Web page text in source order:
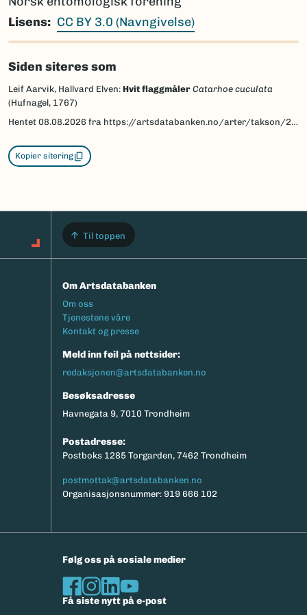
Lisens
CC BY 3.0 (Navngivelse)
Siden siteres som
Leif Aarvik, Hallvard Elven: Hvit flaggmåler Catarhoe cuculata
(Hufnagel, 1767)
Hentet 08.08.2026 fra https://artsdatabanken.no/arter/takson/29987/beskrivelse
Kopier sitering
Til toppen
Om Artsdatabanken
Footermeny
Om oss
Tjenestene våre
Kontakt og presse
Meld inn feil på nettsider:
redaksjonen@artsdatabanken.no
Besøksadresse
Havnegata 9, 7010 Trondheim
Postadresse:
Postboks 1285 Torgarden, 7462 Trondheim
postmottak@artsdatabanken.no
Organisasjonsnummer: 919 666 102
Følg oss på sosiale medier
Få siste nytt på e-post